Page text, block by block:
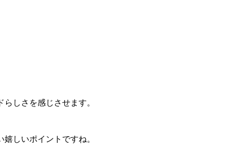
しさを感じさせます。
しいポイントですね。